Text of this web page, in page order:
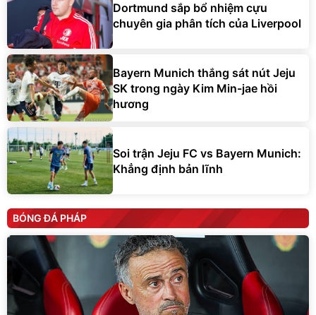
Dortmund sắp bổ nhiệm cựu
chuyên gia phân tích của Liverpool
Bayern Munich thắng sát nút Jeju
SK trong ngày Kim Min-jae hồi
hương
Soi trận Jeju FC vs Bayern Munich:
Khẳng định bản lĩnh
BÓNG ĐÁ PHÁP